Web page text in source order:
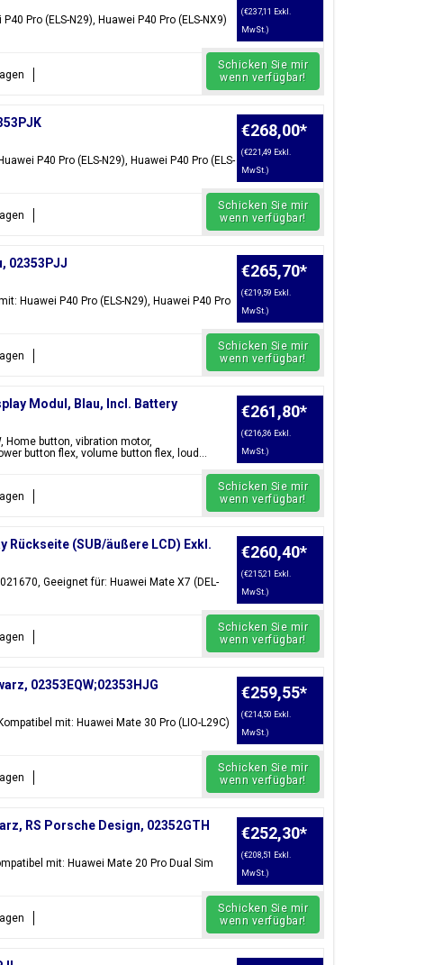
Pro (ELS-N29), Huawei P40 Pro (ELS-NX9)
(€237,11 Exkl.
MwSt.)
Schicken Sie mir
wenn verfügbar!
P40 Pro (ELS-N29), Huawei P40 Pro (ELS-
€268,00*
(€221,49 Exkl.
MwSt.)
Schicken Sie mir
wenn verfügbar!
02353PJJ
Huawei P40 Pro (ELS-N29), Huawei P40 Pro
€265,70*
(€219,59 Exkl.
MwSt.)
Schicken Sie mir
wenn verfügbar!
Modul, Blau, Incl. Battery
Home button, vibration motor,
button flex, volume button flex, loud...
€261,80*
(€216,36 Exkl.
MwSt.)
Schicken Sie mir
wenn verfügbar!
Rückseite (SUB/äußere LCD) Exkl.
Geeignet für: Huawei Mate X7 (DEL-
€260,40*
(€215,21 Exkl.
MwSt.)
Schicken Sie mir
wenn verfügbar!
02353EQW;02353HJG
mit: Huawei Mate 30 Pro (LIO-L29C)
€259,55*
(€214,50 Exkl.
MwSt.)
Schicken Sie mir
wenn verfügbar!
RS Porsche Design, 02352GTH
mit: Huawei Mate 20 Pro Dual Sim
€252,30*
(€208,51 Exkl.
MwSt.)
Schicken Sie mir
wenn verfügbar!